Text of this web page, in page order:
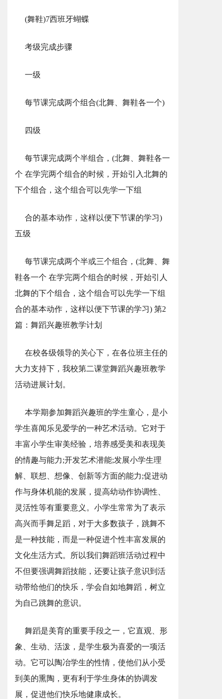
(舞鞋)7西班牙蝴蝶
考级完成步骤
一级
每节课完成两个组合(北舞、舞鞋各一个)
四级
每节课完成两个半组合，(北舞、舞鞋各一
个 在学完两个组合的时候，开始引入北舞的
下个组合，这个组合可以先学一下组
合的基本动作，这样以便下节课的学习)
五级
每节课完成两个半或三个组合，(北舞、舞
鞋各一个 在学完两个组合的时候，开始引人
北舞的下个组合，这个组合可以先学一下组
合的基本动作，这样以便下节课的学习) 第2
篇：舞蹈兴趣班教学计划
在校各级领导的关心下，在各位班主任的
大力支持下，我校第二课堂舞蹈兴趣班教学
活动进展计划。
本学期参加舞蹈兴趣班的学生童心，是小
学生喜闻乐见爱学的一种艺术活动。它对于
丰富小学生审美经验，培养感受美和表现美
的情趣与能力;开发艺术潜能;发展小学生理
解、联想、想像、创新等方面的能力;促进动
作与身体机能的发展，提高幼动作协调性、
灵活性等有重要意义。小学生常常为了表示
高兴而手舞足蹈，对于大多数孩子，跳舞不
是一种技能，而是一种促进个性丰富发展的
文化生活方式。所以我们舞蹈班活动过程中
不但要强调舞蹈技能，还要让孩子意识到活
动带给他们的快乐，学会自如地舞蹈，树立
为自己跳舞的意识。
舞蹈是美育的重要手段之一，它直观、形
象、生动、活泼，是学生极为喜爱的一项活
动。它可以陶冶学生的性情，使他们从小受
到美的熏陶，更有利于学生身体的协调发
展，促进他们快乐地健康成长。